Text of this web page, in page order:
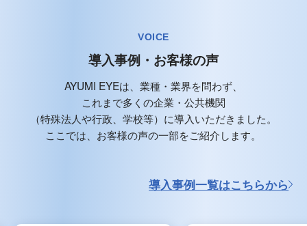
VOICE
導入事例・お客様の声
AYUMI EYEは、業種・業界を問わず、
これまで多くの企業・公共機関
（特殊法人や行政、学校等）に導入いただきました。
ここでは、お客様の声の一部をご紹介します。
導入事例一覧はこちらから